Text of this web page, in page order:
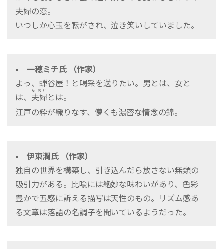
夫婦の恋。
いつしか心玉を転がされ、泣き笑いしていました。
• 一穂ミチ氏 （作家）
よっ、蝉谷屋！と喝采を送りたい。男とは、女と
は、
夫婦
めおと
とは。
江戸の粋が織りなす、儚くも濃密な情念の錦。
• 伊東潤氏 （作家）
独自の世界を構築し、引き込んだら放さない無類の
吸引力がある。比喩には絶妙な味わいがあり、色彩
豊かで五感に訴える描写は天性のもの。リズム感あ
る文章は落語の名調子を聞いているようだった。